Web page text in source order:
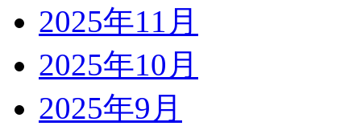
2025年11月
2025年10月
2025年9月